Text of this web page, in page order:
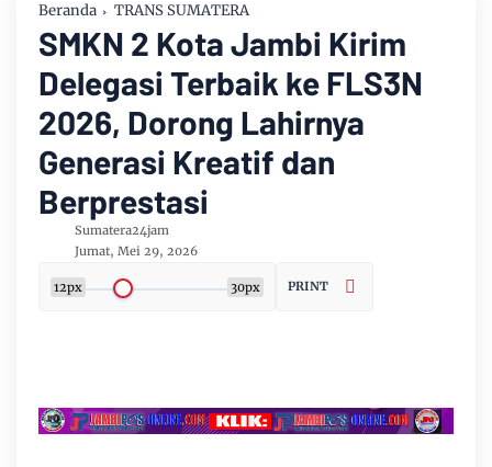
Beranda TRANS SUMATERA
SMKN 2 Kota Jambi Kirim
Delegasi Terbaik ke FLS3N
2026, Dorong Lahirnya
Generasi Kreatif dan
Berprestasi
Sumatera24jam
Jumat, Mei 29, 2026
12px 30px PRINT